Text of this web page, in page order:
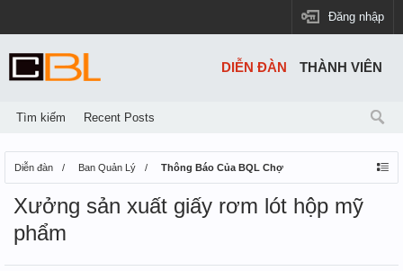
Đăng nhập
Diễn đàn Ban Quản Lý Thông Báo Của BQL Chợ
Xưởng sản xuất giấy rơm lót hộp mỹ
phẩm
DIỄN ĐÀN
Tìm kiếm Recent Posts
THÀNH VIÊN